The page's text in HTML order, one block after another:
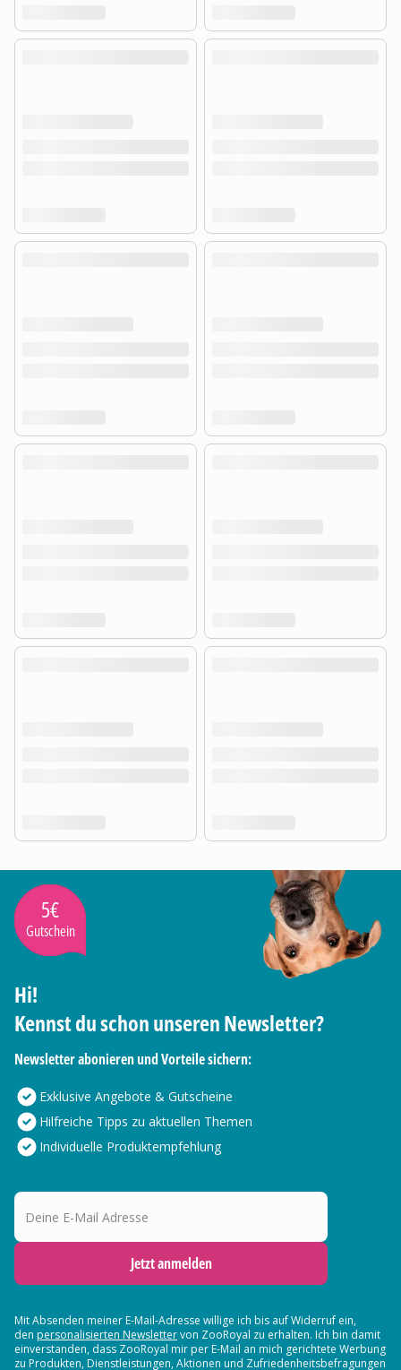
5€
Gutschein
Hi!
Kennst du schon unseren Newsletter?
Newsletter abonieren und Vorteile sichern:
Exklusive Angebote & Gutscheine
Hilfreiche Tipps zu aktuellen Themen
Individuelle Produktempfehlung
Deine E-Mail Adresse
Jetzt anmelden
Mit Absenden meiner E-Mail-Adresse willige ich bis auf Widerruf ein,
den personalisierten Newslettervon ZooRoyal zu erhalten. Ich bin damit
einverstanden, dass ZooRoyal mir per E-Mail an mich gerichtete Werbung
zu Produkten, Dienstleistungen, Aktionen und Zufriedenheitsbefragungen